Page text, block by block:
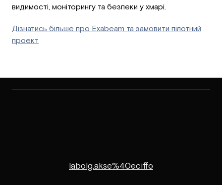
видимості, моніторингу та безпеки у хмарі.
Дізнатись більше про Exabeam та замовити пілотний
проект
labolg.akse%40eciffo